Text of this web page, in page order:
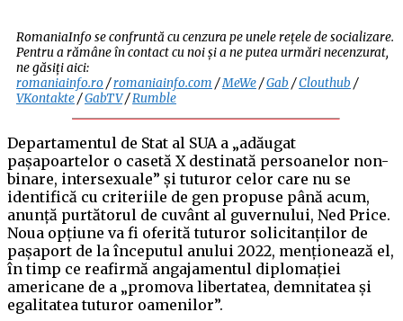
RomaniaInfo se confruntă cu cenzura pe unele rețele de socializare.
Pentru a rămâne în contact cu noi și a ne putea urmări necenzurat,
ne găsiți aici:
romaniainfo.ro/romaniainfo.com /MeWe/Gab /Clouthub /
VKontakte/GabTV/Rumble
Departamentul de Stat al SUA a „adăugat
pașapoartelor o casetă X destinată persoanelor non-
binare, intersexuale” și tuturor celor care nu se
identifică cu criteriile de gen propuse până acum,
anunță purtătorul de cuvânt al guvernului, Ned Price.
Noua opțiune va fi oferită tuturor solicitanților de
pașaport de la începutul anului 2022, menționează el,
în timp ce reafirmă angajamentul diplomației
americane de a „promova libertatea, demnitatea și
egalitatea tuturor oamenilor”.